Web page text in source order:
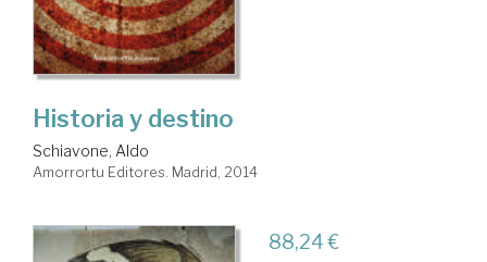
Historia y destino
Schiavone, Aldo
Amorrortu Editores. Madrid, 2014
88,24 €